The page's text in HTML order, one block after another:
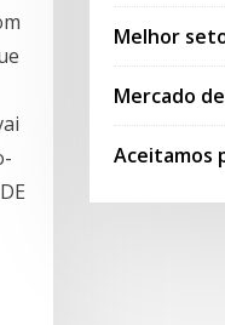
Melhor
Mercado
Aceitamos